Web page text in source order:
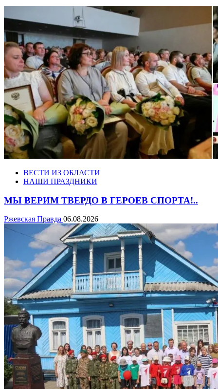
ВЕСТИ ИЗ ОБЛАСТИ
НАШИ ПРАЗДНИКИ
МЫ ВЕРИМ ТВЕРДО В ГЕРОЕВ СПОРТА!..
Ржевская Правда 06.08.2026